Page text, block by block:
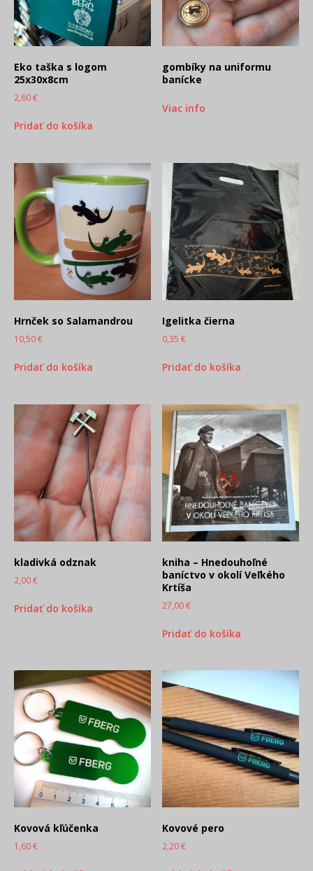
Eko taška s logom
25x30x8cm
2,60€
Pridať do košíka
gombíky na uniformu
banícke
Viac info
Hrnček so Salamandrou
10,50€
Pridať do košíka
Igelitka čierna
0,35€
Pridať do košíka
kladivká odznak
2,00€
Pridať do košíka
kniha – Hnedouhoľné
baníctvo v okolí Veľkého
Krtíša
27,00€
Pridať do košíka
Kovová kľúčenka
1,60€
Kovové pero
2,20€